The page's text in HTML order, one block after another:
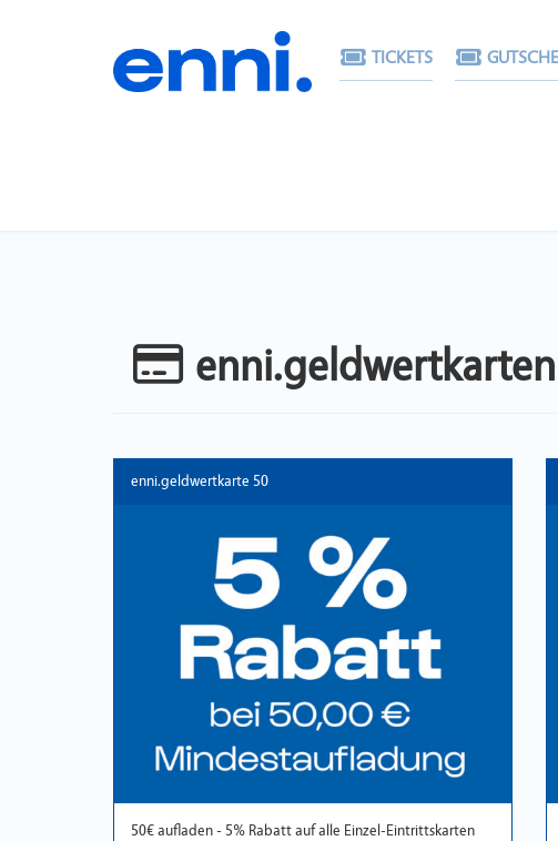
TICKETS
enni.geldwertkarten
enni.geldwertkarte 50
50€ aufladen - 5% Rabatt auf alle Einzel-Eintrittskarten